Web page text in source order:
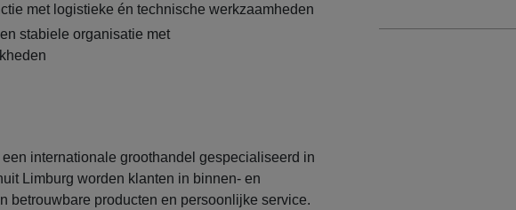
met logistieke én technische werkzaamheden
stabiele organisatie met
internationale groothandel gespecialiseerd in
Limburg worden klanten in binnen- en
betrouwbare producten en persoonlijke service.